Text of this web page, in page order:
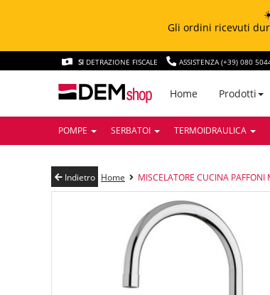
Gli ordini ricevuti
SI DETRAZIONE FISCALE ASSISTENZA (+39) 080
Home Prodotti
POMPE SERBATOI TERMOIDRAULICA
Indietro Home MISCELATORE CUCINA